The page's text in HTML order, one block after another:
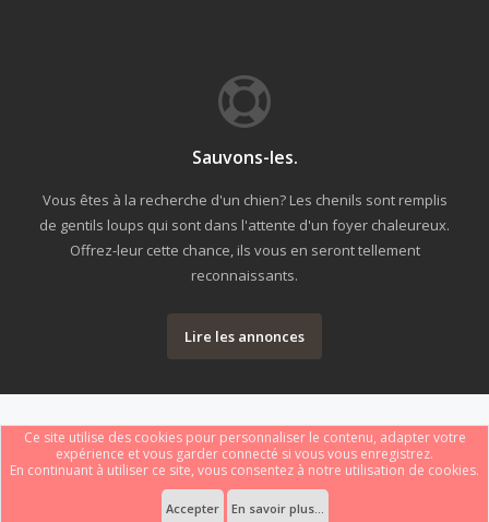
Sauvons-les.
Vous êtes à la recherche d'un chien? Les chenils sont remplis
de gentils loups qui sont dans l'attente d'un foyer chaleureux.
Offrez-leur cette chance, ils vous en seront tellement
reconnaissants.
Lire les annonces
Forum software by XenForo® Le forum est hébergé par
Some XenForo functionality crafted by
Ce site utilise des cookies pour personnaliser le contenu, adapter votre
expérience et vous garder connecté si vous vous enregistrez.
En continuant à utiliser ce site, vous consentez à notre utilisation de cookies.
Accepter En savoir plus...